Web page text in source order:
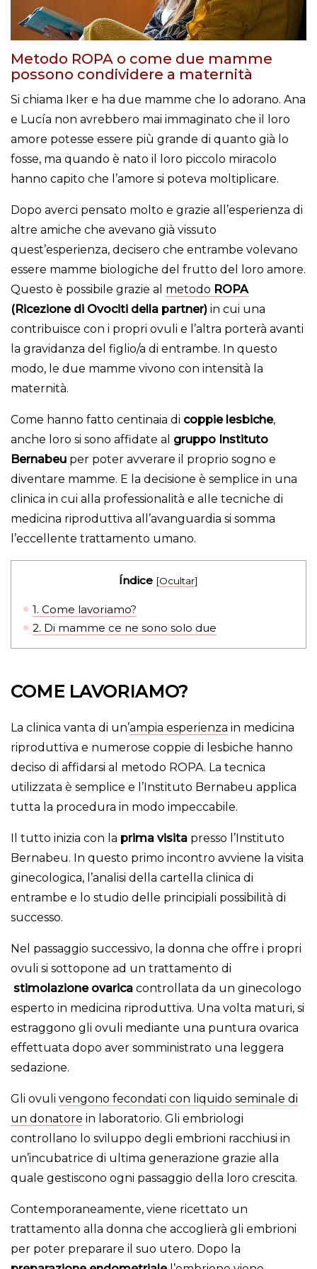
Metodo ROPA o come due mamme
possono condividere a maternità
Si chiama Iker e ha due mamme che lo adorano. Ana
e Lucía non avrebbero mai immaginato che il loro
amore potesse essere più grande di quanto già lo
fosse, ma quando è nato il loro piccolo miracolo
hanno capito che l’amore si poteva moltiplicare.
Dopo averci pensato molto e grazie all’esperienza di
altre amiche che avevano già vissuto
quest’esperienza, decisero che entrambe volevano
essere mamme biologiche del frutto del loro amore.
Questo è possibile grazie al metodo ROPA
(Ricezione di Ovociti della partner) in cui una
contribuisce con i propri ovuli e l’altra porterà avanti
la gravidanza del figlio/a di entrambe. In questo
modo, le due mamme vivono con intensità la
maternità.
Come hanno fatto centinaia di coppie lesbiche,
anche loro si sono affidate al gruppo Instituto
Bernabeu per poter avverare il proprio sogno e
diventare mamme. E la decisione è semplice in una
clinica in cui alla professionalità e alle tecniche di
medicina riproduttiva all’avanguardia si somma
l’eccellente trattamento umano.
Índice [Ocultar]
1. Come lavoriamo?
2. Di mamme ce ne sono solo due
COME LAVORIAMO?
La clinica vanta di un’ampia esperienza in medicina
riproduttiva e numerose coppie di lesbiche hanno
deciso di affidarsi al metodo ROPA. La tecnica
utilizzata è semplice e l’Instituto Bernabeu applica
tutta la procedura in modo impeccabile.
Il tutto inizia con la prima visita presso l’Instituto
Bernabeu. In questo primo incontro avviene la visita
ginecologica, l’analisi della cartella clinica di
entrambe e lo studio delle principiali possibilità di
successo.
Nel passaggio successivo, la donna che offre i propri
ovuli si sottopone ad un trattamento di
stimolazione ovarica controllata da un ginecologo
esperto in medicina riproduttiva. Una volta maturi, si
estraggono gli ovuli mediante una puntura ovarica
effettuata dopo aver somministrato una leggera
sedazione.
Gli ovuli vengono fecondati con liquido seminale di
un donatore in laboratorio. Gli embriologi
controllano lo sviluppo degli embrioni racchiusi in
un’incubatrice di ultima generazione grazie alla
quale gestiscono ogni passaggio della loro crescita.
Contemporaneamente, viene ricettato un
trattamento alla donna che accoglierà gli embrioni
per poter preparare il suo utero. Dopo la